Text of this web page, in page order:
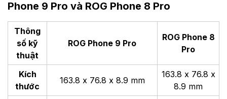
Phone 9 Pro và ROG Phone 8 Pro
Thông
số kỹ
thuật
ROG Phone 9 Pro
ROG Phone 8
Pro
Kích
thước
163.8 x 76.8 x 8.9 mm
163.8 x 76.8 x
8.9 mm